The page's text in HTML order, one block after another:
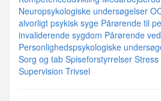
Neuropsykologiske undersøgelser
alvorligt psykisk syge Pårørende til
invaliderende sygdom Pårørende
Personlighedspsykologiske
Sorg og tab Spiseforstyrrelser Stress
Supervision Trivsel